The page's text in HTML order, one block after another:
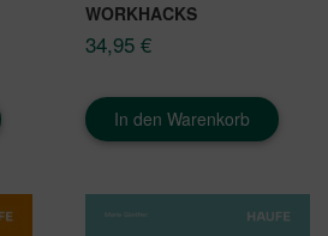
WORKHACKS
34,95 €
In den Warenkorb